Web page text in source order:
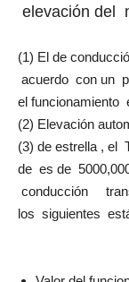
elevación del
(1) El de
acuerdo con un
el
(2) Elevación
(3) de estrella , el
de es de
conducción
los siguientes